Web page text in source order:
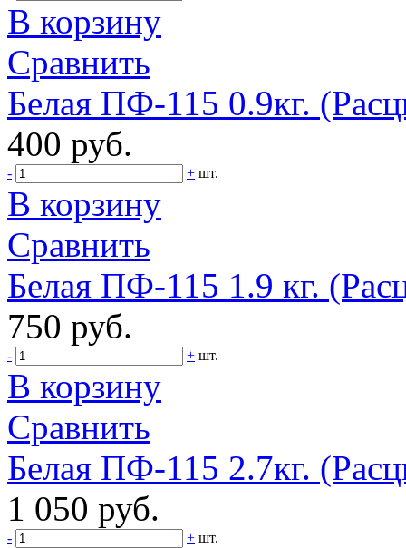
В корзину
Сравнить
Белая ПФ-115 0.9кг.
400 руб.
- + шт.
В корзину
Сравнить
Белая ПФ-115 1.9 кг.
750 руб.
- + шт.
В корзину
Сравнить
Белая ПФ-115 2.7кг.
1 050 руб.
- + шт.